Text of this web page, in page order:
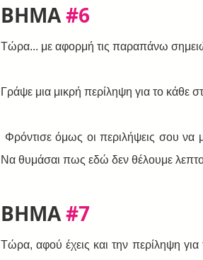
ΒΗΜΑ #6
Τώρα... με αφορμή τις παραπάνω
Γράψε μια μικρή περίληψη για το
Να θυμάσαι πως εδώ δεν θέλουμε
ΒΗΜΑ #7
Τώρα, αφού έχεις και την περίληψη